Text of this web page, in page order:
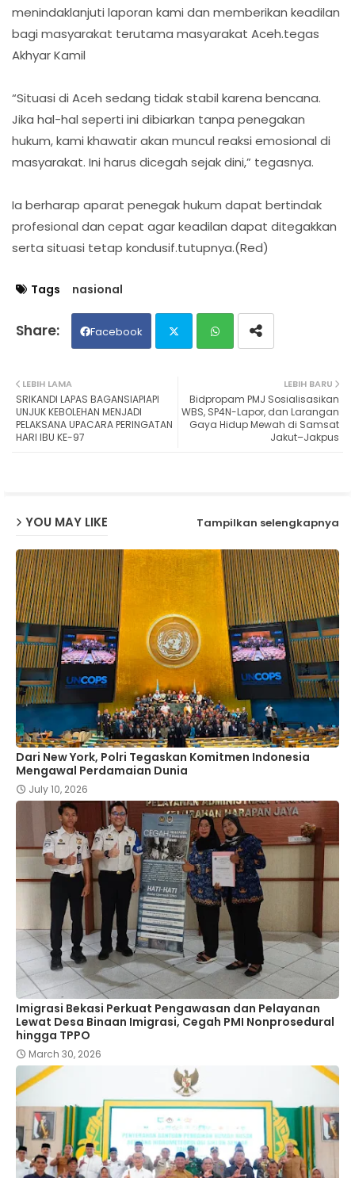
menindaklanjuti laporan kami dan memberikan keadilan
bagi masyarakat terutama masyarakat Aceh.tegas
Akhyar Kamil
“Situasi di Aceh sedang tidak stabil karena bencana.
Jika hal-hal seperti ini dibiarkan tanpa penegakan
hukum, kami khawatir akan muncul reaksi emosional di
masyarakat. Ini harus dicegah sejak dini,” tegasnya.
Ia berharap aparat penegak hukum dapat bertindak
profesional dan cepat agar keadilan dapat ditegakkan
serta situasi tetap kondusif.tutupnya.(Red)
Tags nasional
Facebook
ats
LEBIH BARU
Bidpropam PMJ Sosialisasikan
WBS, SP4N-Lapor, dan Larangan
Gaya Hidup Mewah di Samsat
Jakut–Jakpus
LEBIH LAMA
SRIKANDI LAPAS BAGANSIAPIAPI
UNJUK KEBOLEHAN MENJADI
PELAKSANA UPACARA PERINGATAN
HARI IBU KE-97
YOU MAY LIKE Tampilkan selengkapnya
Dari New York, Polri Tegaskan Komitmen Indonesia
Mengawal Perdamaian Dunia
July 10, 2026
Imigrasi Bekasi Perkuat Pengawasan dan Pelayanan
Lewat Desa Binaan Imigrasi, Cegah PMI Nonprosedural
hingga TPPO
March 30, 2026